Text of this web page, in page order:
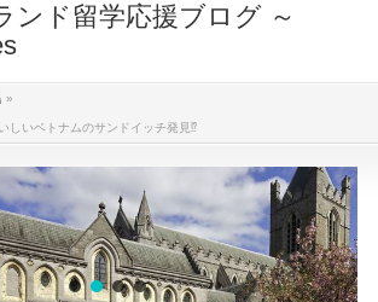
ンド留学応援ブログ ～
»
しいベトナムのサンドイッチ発見⁉︎